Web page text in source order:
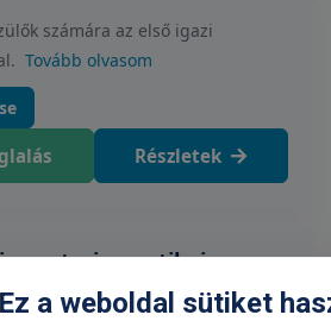
számára az első igazi
Tovább olvasom
Részletek
genetikai
Ez a weboldal sütiket